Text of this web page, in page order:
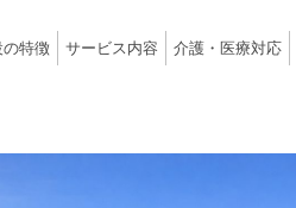
の特徴 サービス内容 介護・医療対応